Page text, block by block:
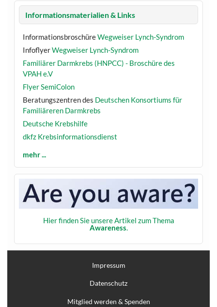
Informationsmaterialien & Links
InformationsbroschüreWegweiser Lynch-Syndrom
InfoflyerWegweiser Lynch-Syndrom
Familiärer Darmkrebs (HNPCC) - Broschüre des
VPAH e.V
Flyer SemiColon
Beratungszentren des Deutschen Konsortiums für
Familiäreren Darmkrebs
Deutsche Krebshilfe
dkfz Krebsinformationsdienst
mehr ...
Hier finden Sie unsere Artikel zum Thema
Awareness.
Impressum
Datenschutz
Mitglied werden & Spenden